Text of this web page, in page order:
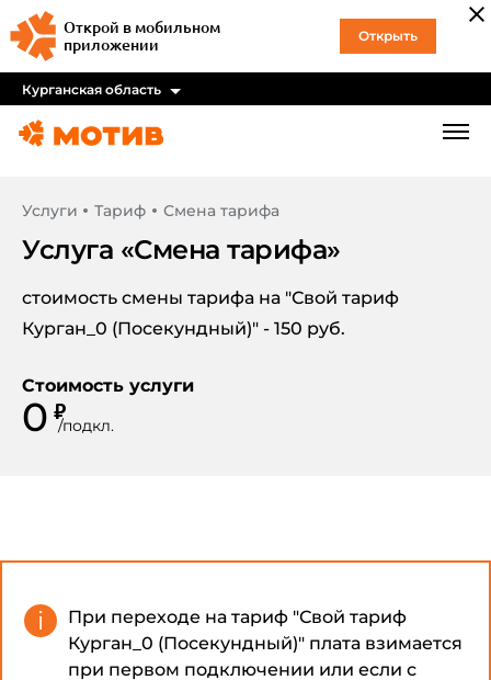
Открой в мобильном
приложении
Открыть
Курганская область
Услуги Тариф Смена тарифа
Услуга «Смена тарифа»
стоимость смены тарифа на "Свой тариф
Курган_0 (Посекундный)" - 150 руб.
Стоимость услуги
0 ₽
/подкл.
При переходе на тариф "Свой тариф
Курган_0 (Посекундный)" плата взимается
при первом подключении или если с